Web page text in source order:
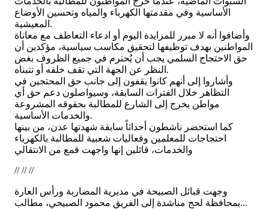
الأساسية وفي مقدمتها الكهرباء والمياه وتحسين الأوضاع
المعيشية.
وأضافوا أنه لا مبرر للمزايدة اليوم أو ادعاء التعاطف مع معاناة
المواطنين بهدف توظيفها لتحقيق مكاسب سياسية، مؤكدين أن
حق الاحتجاج السلمي يجب أن يُحترم في جميع الظروف بغض
النظر عن الجهة التي تقف خلفه أو تتبناه.
وأشاروا إلى أنهم كانوا يقفون إلى جانب حق المحتجين في
التظاهر خلال الفترات السابقة، وسيواصلون دعم حق أي
مواطن يخرج إلى الشارع للمطالبة بحقوقه المشروعة
والخدمات الأساسية.
كما استحضر ناشطون أحداثاً سابقة شهدتها عدن، من بينها
احتجاجات للمعلمين وفعاليات شعبية للمطالبة بالكهرباء
والخدمات، قائلين إنها واجهت قمع من الانتقالي
// // //
وجهت قبائل الصبيحة في مديرية المضاربة ورأس العارة
بمحافظة لحج مناشدة إلى الفريق محمود الصبيحي، مطالب...